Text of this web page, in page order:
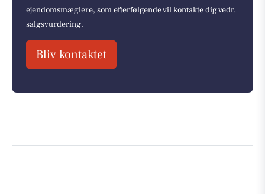
ejendomsmæglere, som efterfølgende vil kontakte dig vedr.
salgsvurdering.
Bliv kontaktet